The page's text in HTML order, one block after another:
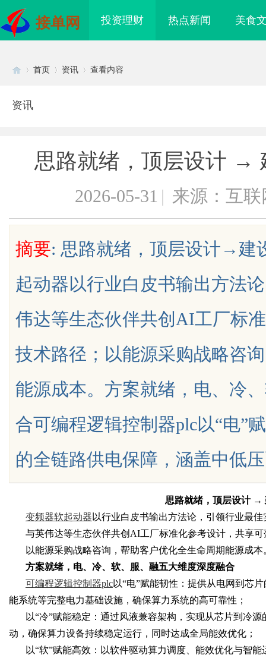
接单网 投资理财 热点新闻 美食
uz
Bo
首页 资讯 查看内容
资讯
思路就绪，顶层设计 →
2026-05-31 | 来源：互联
摘要: 思路就绪，顶层设计→建
起动器以行业白皮书输出方法
伟达等生态伙伴共创AI工厂标
技术路径；以能源采购战略咨
能源成本。方案就绪，电、冷
合可编程逻辑控制器plc以“电”
的全链路供电保障，涵盖中低
思路就绪，顶层设计 →
变频器软起动器 以行业白皮书输出方法论，引领行业最佳
与英伟达等生态伙伴共创 AI工厂标准化参考设计，共享
以能源采购战略咨询，帮助客户优化全生命周期能源成本
方案就绪，电、冷、软、服、融五大维度深度融合
可编程逻辑控制器plc以“电”赋能韧性：提供从电网到芯
能系统等完整电力基础设施，确保算力系统的高可靠性；
以“冷”赋能稳定：通过风液兼容架构，实现从芯片到冷
动，确保算力设备持续稳定运行，同时达成全局能效优化；
以“软”赋能高效：以软件驱动算力调度、能效优化与智